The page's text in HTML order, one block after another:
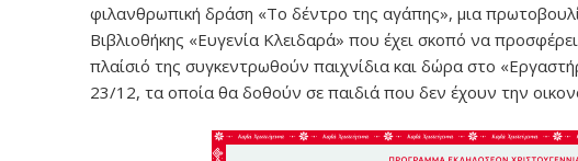
φιλανθρωπική δράση «Το δέντρο της αγάπης», μια
Βιβλιοθήκης «Ευγενία Κλειδαρά» που έχει σκοπό να
πλαίσιό της συγκεντρωθούν παιχνίδια και δώρα στο
23/12, τα οποία θα δοθούν σε παιδιά που δεν έχουν την